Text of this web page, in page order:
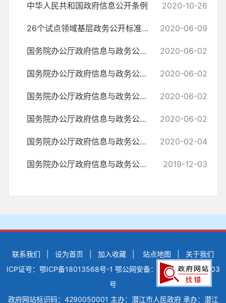
中华人民共和国政府信息公开条例 2020-10-26
26个试点领域基层政务公开标准目录汇编 2020-06-09
国务院办公厅政府信息与政务公开办公室关于政府信息公开处理决定送达问... 2020-06-02
国务院办公厅政府信息与政务公开办公室关于机构改革后政府信息公开申请... 2020-06-02
国务院办公厅政府信息与政务公开办公室关于政府信息公开申请接收渠道问... 2020-06-02
国务院办公厅政府信息与政务公开办公室关于明确政府信息公开与业务查询... 2020-06-02
国务院办公厅政府信息与政务公开办公室关于转发《江苏省政府信息公开申... 2020-02-04
国务院办公厅政府信息与政务公开办公室关于规范政府信息公开平台有关事... 2019-12-03
联系我们 设为首页 加入收藏 站点地图
关于我们
ICP证号：鄂ICP备18013568号-1 鄂公网安备：42900502000503
号
政府网站标识码：4290050001 主办：潜江市人民政府 承办：潜江